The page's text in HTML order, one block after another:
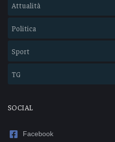
Attualità
Politica
Sport
TG
SOCIAL
Facebook